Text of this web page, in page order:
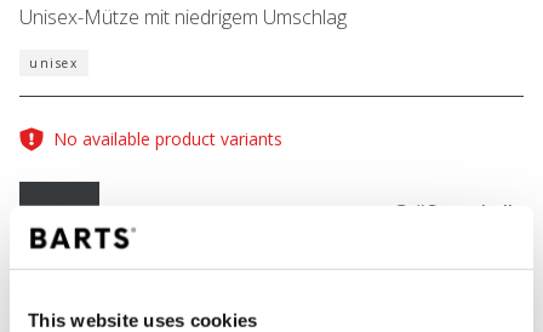
This website uses cookies
Unisex-Mütze mit niedrigem Umschlag
unisex
No available product variants
One Size Größentabelle
FARBEcedar